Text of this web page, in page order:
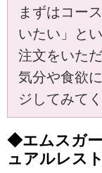
まずはコー
いたい」と
注文をいた
気分や食欲
ジしてみて
◆エムスガ
ュアルレス